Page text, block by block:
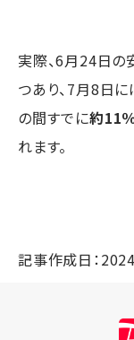
実際、6月24日の
つあり、7月8日
の間すでに約11
れます。
記事作成日：